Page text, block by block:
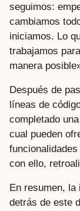
seguimos:
cambiamos
iniciamos. Lo
trabajamos
manera
Después de
líneas de
completado
cual pueden
con ello,
En resumen, la
detrás de este